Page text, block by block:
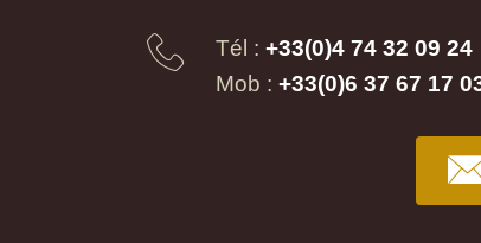
Tél :+33(0)4 74 32 09 24
Mob :+33(0)6 37 67 17